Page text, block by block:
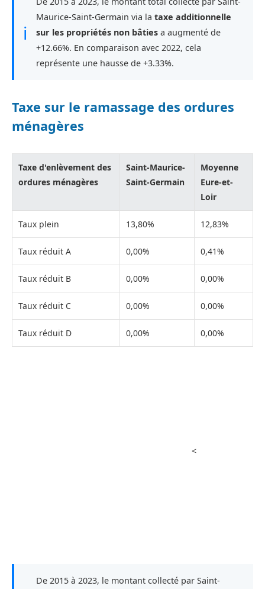
ℹ
Maurice-Saint-Germain via la taxe additionnelle
sur les propriétés non bâties a augmenté de
+12.66%. En comparaison avec 2022, cela
représente une hausse de +3.33%.
Taxe sur le ramassage des ordures
ménagères
Taxe d'enlèvement des
ordures ménagères
Saint-Maurice-
Saint-Germain
Moyenne
Eure-et-
Loir
Taux plein 13,80% 12,83%
Taux réduit A 0,00% 0,41%
Taux réduit B 0,00% 0,00%
Taux réduit C 0,00% 0,00%
Taux réduit D 0,00% 0,00%
<
De 2015 à 2023, le montant collecté par Saint-